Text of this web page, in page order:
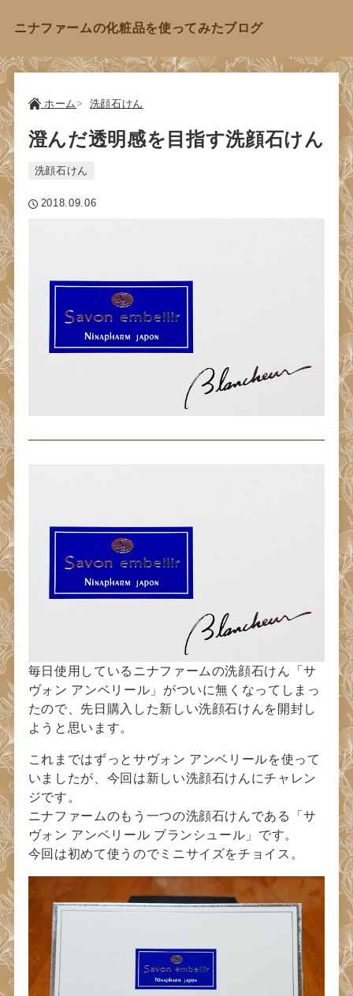
ニナファームの化粧品を使ってみたブログ
ホーム 洗顔石けん
澄んだ透明感を目指す洗顔石けん
洗顔石けん
2018.09.06
毎日使用しているニナファームの洗顔石けん「サ
ヴォン アンベリール」がついに無くなってしまっ
たので、先日購入した新しい洗顔石けんを開封し
ようと思います。
これまではずっとサヴォン アンベリールを使って
いましたが、今回は新しい洗顔石けんにチャレン
ジです。
ニナファームのもう一つの洗顔石けんである「サ
ヴォン アンベリール ブランシュール」です。
今回は初めて使うのでミニサイズをチョイス。